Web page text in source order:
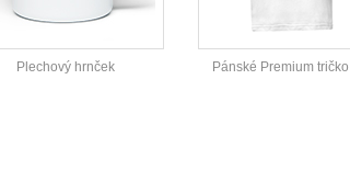
Plechový hrnček Pánské Premium tričko